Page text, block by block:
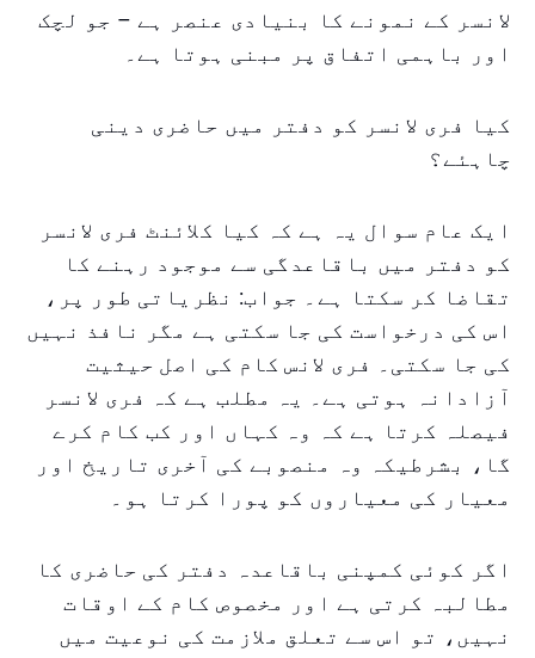
لانسر کے نمونے کا بنیادی عنصر ہے – جو لچک
اور باہمی اتفاق پر مبنی ہوتا ہے۔
کیا فری لانسر کو دفتر میں حاضری دینی
چاہئے؟
ایک عام سوال یہ ہے کہ کیا کلائنٹ فری لانسر
کو دفتر میں باقاعدگی سے موجود رہنے کا
تقاضا کر سکتا ہے۔ جواب: نظریاتی طور پر،
اس کی درخواست کی جا سکتی ہے مگر نافذ نہیں
کی جا سکتی۔ فری لانس کام کی اصل حیثیت
آزادانہ ہوتی ہے۔ یہ مطلب ہے کہ فری لانسر
فیصلہ کرتا ہے کہ وہ کہاں اور کب کام کرے
گا، بشرطیکہ وہ منصوبے کی آخری تاریخ اور
معیار کی معیاروں کو پورا کرتا ہو۔
اگر کوئی کمپنی باقاعدہ دفتر کی حاضری کا
مطالبہ کرتی ہے اور مخصوص کام کے اوقات
نہیں، تو اس سے تعلق ملازمت کی نوعیت میں